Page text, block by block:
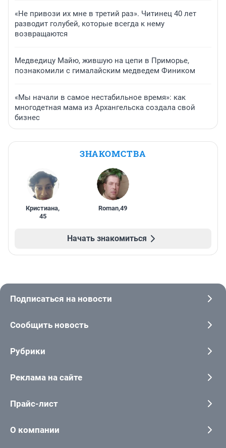
«Не привози их мне в третий раз». Читинец 40 лет
разводит голубей, которые всегда к нему
возвращаются
Медведицу Майю, жившую на цепи в Приморье,
познакомили с гималайским медведем Фиником
«Мы начали в самое нестабильное время»: как
многодетная мама из Архангельска создала свой
бизнес
ЗНАКОМСТВА
Кристиана,
45
Roman,49
Начать знакомиться
Подписаться на новости
Сообщить новость
Рубрики
Реклама на сайте
Прайс-лист
О компании